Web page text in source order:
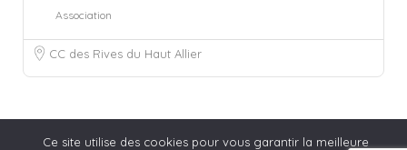
Association
CC des Rives du Haut Allier
Ce site utilise des cookies pour vous garantir la meilleure